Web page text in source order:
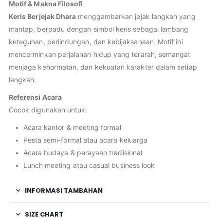
Motif & Makna Filosofi
Keris Berjejak Dhara menggambarkan jejak langkah yang
mantap, berpadu dengan simbol keris sebagai lambang
keteguhan, perlindungan, dan kebijaksanaan. Motif ini
mencerminkan perjalanan hidup yang terarah, semangat
menjaga kehormatan, dan kekuatan karakter dalam setiap
langkah.
Referensi Acara
Cocok digunakan untuk:
Acara kantor & meeting formal
Pesta semi-formal atau acara keluarga
Acara budaya & perayaan tradisional
Lunch meeting atau casual business look
INFORMASI TAMBAHAN
SIZE CHART